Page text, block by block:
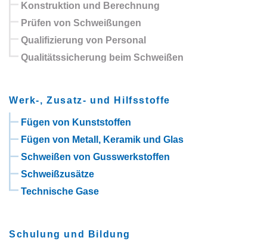
Konstruktion und Berechnung
Prüfen von Schweißungen
Qualifizierung von Personal
Qualitätssicherung beim Schweißen
Werk-, Zusatz- und Hilfsstoffe
Fügen von Kunststoffen
Fügen von Metall, Keramik und Glas
Schweißen von Gusswerkstoffen
Schweißzusätze
Technische Gase
Schulung und Bildung